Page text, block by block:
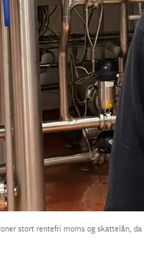
stort rentefri moms og skattelån,